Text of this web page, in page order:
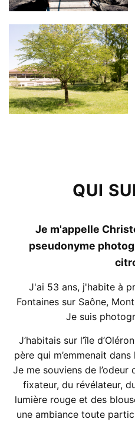
QUI
Je m'appelle
pseudonyme
J'ai 53 ans, j'habite à
Fontaines sur Saône,
Je suis
J’habitais sur l’île
père qui m’emmenait
Je me souviens de
fixateur, du révélateur,
lumière rouge et des
une ambiance toute